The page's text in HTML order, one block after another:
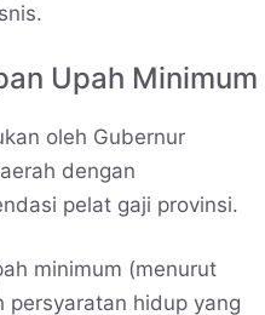
Upah Minimum
oleh Gubernur
dengan
pelat gaji provinsi.
minimum (menurut
persyaratan hidup yang